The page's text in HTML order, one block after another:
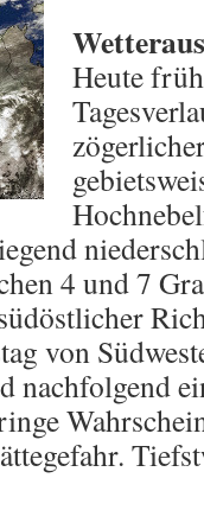
Heute
4 und 7
von
nachfolgend